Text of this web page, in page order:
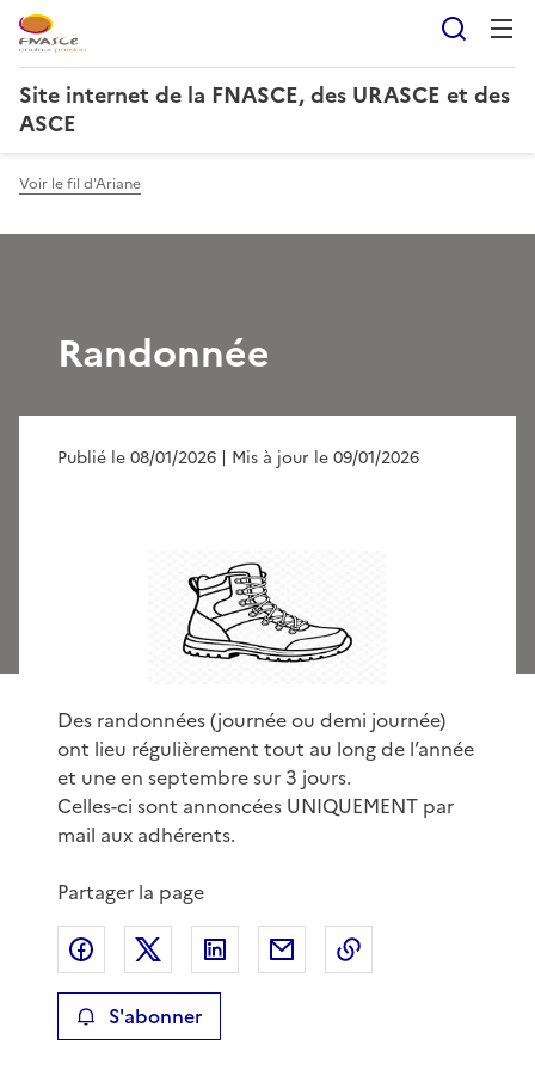
Site internet de la FNASCE, des URASCE et des
ASCE
Voir le fil d'Ariane
Randonnée
Publié le 08/01/2026 | Mis à jour le 09/01/2026
Des randonnées (journée ou demi journée)
ont lieu régulièrement tout au long de l’année
et une en septembre sur 3 jours.
Celles-ci sont annoncées UNIQUEMENT par
mail aux adhérents.
Partager la page
Partager sur Facebook
Partager sur XPartager sur LinkedIn
Partager par email
S'abonner